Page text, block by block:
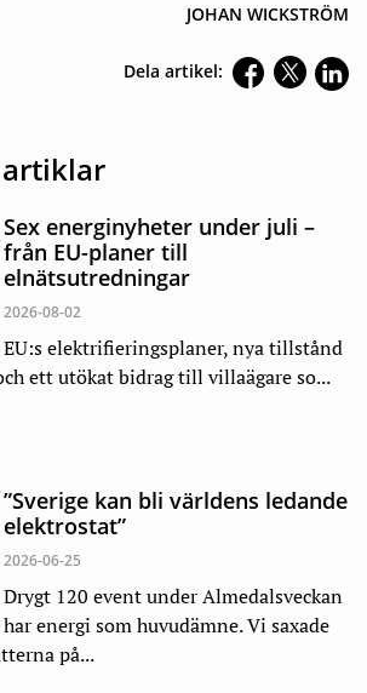
JOHAN WICKSTRÖM
Dela artikel:
artiklar
Sex energinyheter under juli –
från EU-planer till
elnätsutredningar
2026-08-02
EU:s elektrifieringsplaner, nya tillstånd
ett utökat bidrag till villaägare so...
”Sverige kan bli världens ledande
elektrostat”
2026-06-25
Drygt 120 event under Almedalsveckan
har energi som huvudämne. Vi saxade
på...